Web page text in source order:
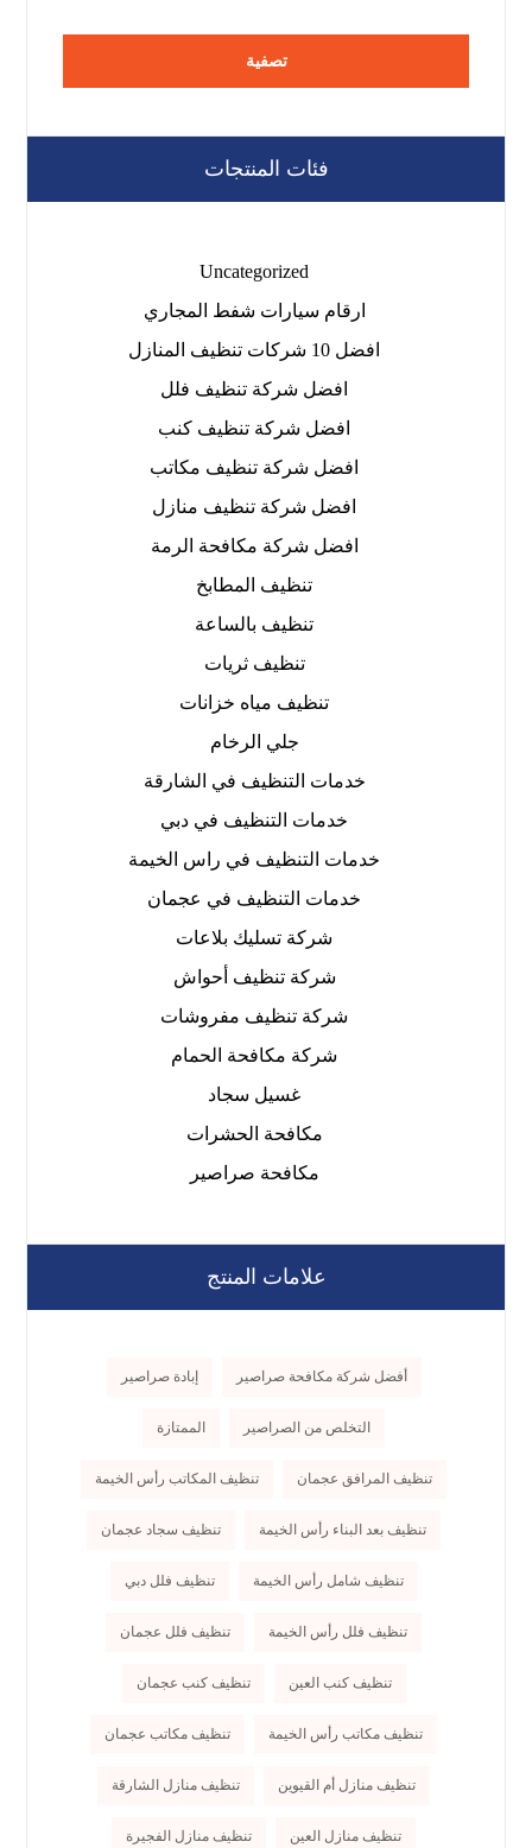
تصفية
فئات المنتجات
Uncategorized
ارقام سيارات شفط المجاري
افضل 10 شركات تنظيف المنازل
افضل شركة تنظيف فلل
افضل شركة تنظيف كنب
افضل شركة تنظيف مكاتب
افضل شركة تنظيف منازل
افضل شركة مكافحة الرمة
تنظيف المطابخ
تنظيف بالساعة
تنظيف ثريات
تنظيف مياه خزانات
جلي الرخام
خدمات التنظيف في الشارقة
خدمات التنظيف في دبي
خدمات التنظيف في راس الخيمة
خدمات التنظيف في عجمان
شركة تسليك بلاعات
شركة تنظيف أحواش
شركة تنظيف مفروشات
شركة مكافحة الحمام
غسيل سجاد
مكافحة الحشرات
مكافحة صراصير
علامات المنتج
أفضل شركة مكافحة صراصير إبادة صراصير
التخلص من الصراصير الممتازة
تنظيف المرافق عجمان تنظيف المكاتب رأس الخيمة
تنظيف بعد البناء رأس الخيمة تنظيف سجاد عجمان
تنظيف شامل رأس الخيمة تنظيف فلل دبي
تنظيف فلل رأس الخيمة تنظيف فلل عجمان
تنظيف كنب العين تنظيف كنب عجمان
تنظيف مكاتب رأس الخيمة تنظيف مكاتب عجمان
تنظيف منازل أم القيوين تنظيف منازل الشارقة
تنظيف منازل العين تنظيف منازل الفجيرة